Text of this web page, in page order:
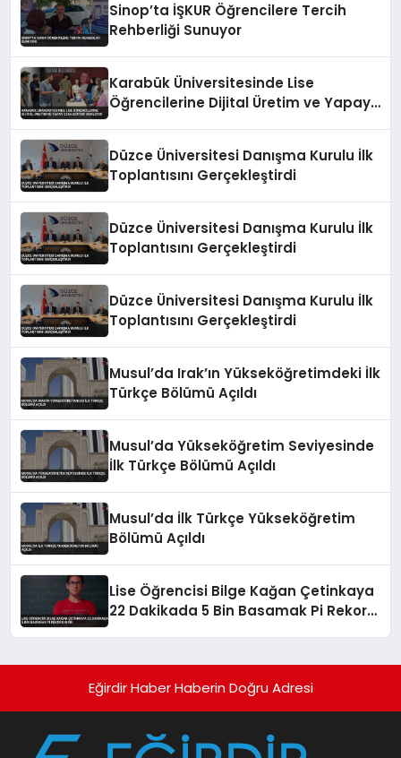
Sinop’ta İŞKUR Öğrencilere Tercih
Rehberliği Sunuyor
Karabük Üniversitesinde Lise
Öğrencilerine Dijital Üretim ve Yapay
Düzce Üniversitesi Danışma Kurulu İlk
Toplantısını Gerçekleştirdi
Düzce Üniversitesi Danışma Kurulu İlk
Toplantısını Gerçekleştirdi
Düzce Üniversitesi Danışma Kurulu İlk
Toplantısını Gerçekleştirdi
Musul’da Irak’ın Yükseköğretimdeki İlk
Türkçe Bölümü Açıldı
Musul’da Yükseköğretim Seviyesinde
İlk Türkçe Bölümü Açıldı
Musul’da İlk Türkçe Yükseköğretim
Bölümü Açıldı
Lise Öğrencisi Bilge Kağan Çetinkaya
22 Dakikada 5 Bin Basamak Pi Rekoru
Eğirdir Haber Haberin Doğru Adresi